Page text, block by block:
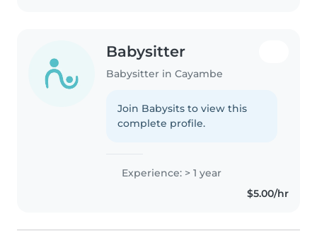
Babysitter
Babysitter in Cayambe
Join Babysits to view this
complete profile.
Experience: > 1 year
$5.00/hr